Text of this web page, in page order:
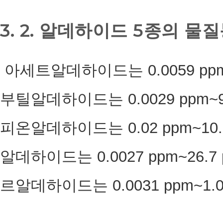
3. 2. 알데하이드 5종의 물
아세트알데하이드는 0.0059
부틸알데하이드는 0.0029
피온알데하이드는 0.02
알데하이드는 0.0027
르알데하이드는 0.0031